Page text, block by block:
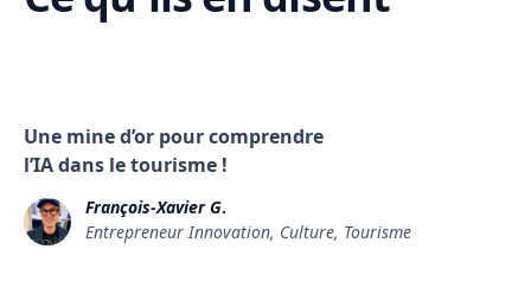
Une mine d’or pour comprendre
l’IA dans le tourisme !
François-Xavier G.
Entrepreneur Innovation, Culture, Tourisme